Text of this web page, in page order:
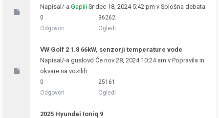
Napisal/-a Gapiii Sr dec 18, 2024 5:42 pm v Splošna debata
0
Odgovori
36262
Ogledi
VW Golf 2 1.8 66kW, senzorji temperature vode
Napisal/-a guslovd Če nov 28, 2024 10:24 am v Popravila in
okvare na vozilih
0
Odgovori
25161
Ogledi
2025 Hyundai Ioniq 9